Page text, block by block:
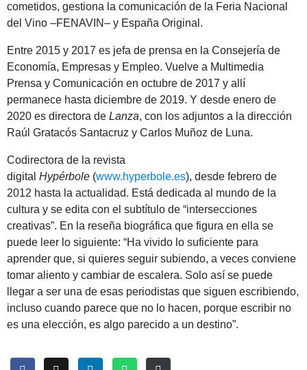
cometidos, gestiona la comunicación de la Feria Nacional
del Vino –FENAVIN– y España Original.
Entre 2015 y 2017 es jefa de prensa en la Consejería de
Economía, Empresas y Empleo. Vuelve a Multimedia
Prensa y Comunicación en octubre de 2017 y allí
permanece hasta diciembre de 2019. Y desde enero de
2020 es directora de Lanza, con los adjuntos a la dirección
Raúl Gratacós Santacruz y Carlos Muñoz de Luna.
Codirectora de la revista
digital Hypérbole (www.hyperbole.es), desde febrero de
2012 hasta la actualidad. Está dedicada al mundo de la
cultura y se edita con el subtítulo de “intersecciones
creativas”. En la reseña biográfica que figura en ella se
puede leer lo siguiente: “Ha vivido lo suficiente para
aprender que, si quieres seguir subiendo, a veces conviene
tomar aliento y cambiar de escalera. Solo así se puede
llegar a ser una de esas periodistas que siguen escribiendo,
incluso cuando parece que no lo hacen, porque escribir no
es una elección, es algo parecido a un destino”.